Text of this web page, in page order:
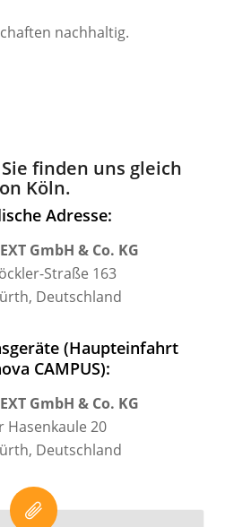
nachhaltig.
finden uns gleich
Köln.
Adresse:
GmbH & Co. KG
Straße 163
Deutschland
(Haupteinfahrt
CAMPUS):
GmbH & Co. KG
Hasenkaule 20
Deutschland